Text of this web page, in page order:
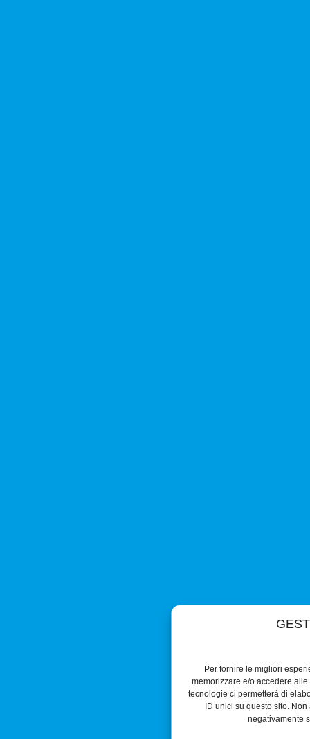
Per fornire le migliori
memorizzare e/o accedere
tecnologie ci permetterà di
ID unici su questo sito.
negativamente